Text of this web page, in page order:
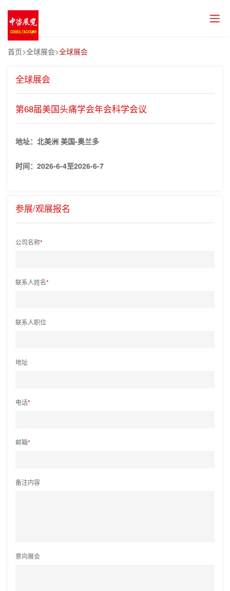
首页>全球展会>全球展会
全球展会
第68届美国头痛学会年会科学会议
地址：北美洲 美国-奥兰多
时间： 2026-6-4至2026-6-7
参展/观展报名
公司名称*
联系人姓名*
联系人职位
地址
电话*
邮箱*
备注内容
意向展会